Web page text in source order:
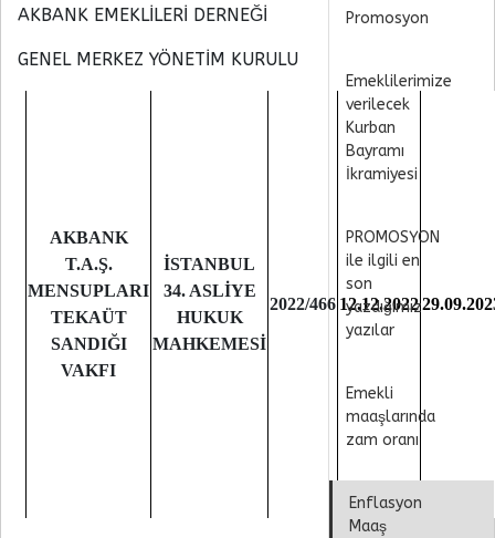
AKBANK EMEKLİLERİ DERNEĞİ
GENEL MERKEZ YÖNETİM KURULU
AKBANK
T.A.Ş.
MENSUPLARI
TEKAÜT
SANDIĞI
VAKFI
İSTANBUL
34. ASLİYE
HUKUK
MAHKEMESİ
2022/466 12.12.2022
Promosyon
Emeklilerimize
verilecek
Kurban
Bayramı
İkramiyesi
PROMOSYON
ile ilgili en
son
yazdığımız
yazılar
Emekli
maaşlarında
zam oranı
Enflasyon
Maaş